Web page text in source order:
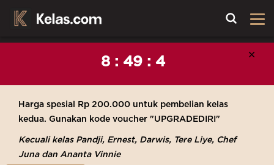
×
8 : 49 : 0
Harga spesial Rp 200.000 untuk pembelian kelas
kedua. Gunakan kode voucher "UPGRADEDIRI"
Kecuali kelas Pandji, Ernest, Darwis, Tere Liye, Chef
Juna dan Ananta Vinnie